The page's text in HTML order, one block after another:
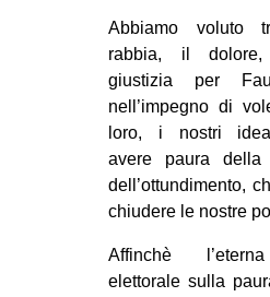
ESTREMO
Abbiamo voluto
rabbia, il
giustizia per
nell’impegno di
loro, i nostri
avere paura della
dell’ottundimento,
chiudere le nostre
Affinchè
elettorale sulla